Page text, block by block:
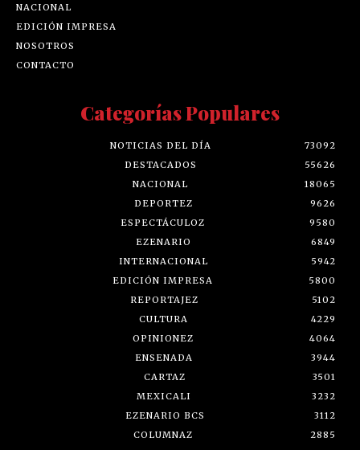
NACIONAL
EDICIÓN IMPRESA
NOSOTROS
CONTACTO
Categorías Populares
NOTICIAS DEL DÍA
73092
DESTACADOS
55626
NACIONAL
18065
DEPORTEZ
9626
ESPECTÁCULOZ
9580
EZENARIO
6849
INTERNACIONAL
5942
EDICIÓN IMPRESA
5800
REPORTAJEZ
5102
CULTURA
4229
OPINIONEZ
4064
ENSENADA
3944
CARTAZ
3501
MEXICALI
3232
EZENARIO BCS
3112
COLUMNAZ
2885